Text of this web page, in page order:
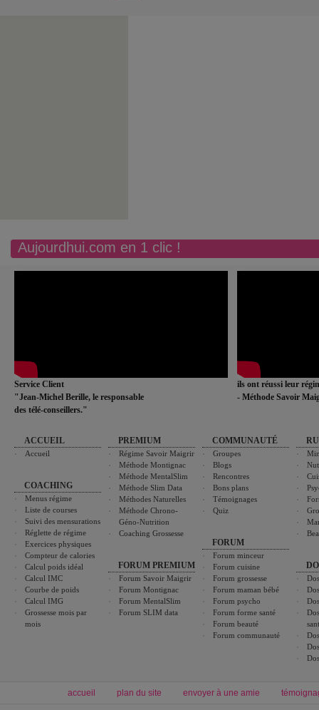
Aujourdhui.com en 1 clic !
Service Client
"Jean-Michel Berille, le responsable
des télé-conseillers."
ils ont réussi leur
- Méthode Savoir
ACCUEIL
Accueil
COACHING
Menus régime
Liste de courses
Suivi des mensurations
Réglette de régime
Exercices physiques
Compteur de calories
Calcul poids idéal
Calcul IMC
Courbe de poids
Calcul IMG
Grossesse mois par
mois
PREMIUM
Régime Savoir Maigrir
Méthode Montignac
Méthode MentalSlim
Méthode Slim Data
Méthodes Naturelles
Méthode Chrono-
Géno-Nutrition
Coaching Grossesse
FORUM PREMIUM
Forum Savoir Maigrir
Forum Montignac
Forum MentalSlim
Forum SLIM data
COMMUNAUTÉ
Groupes
Blogs
Rencontres
Bons plans
Témoignages
Quiz
FORUM
Forum minceur
Forum cuisine
Forum grossesse
Forum maman bébé
Forum psycho
Forum forme santé
Forum beauté
Forum communauté
accueil plan du site envoyer à une amie